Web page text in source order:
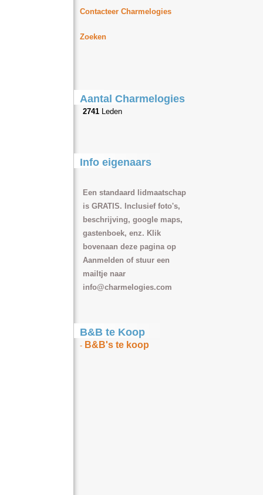
Contacteer Charmelogies
Zoeken
Aantal Charmelogies
2741 Leden
Info eigenaars
Een standaard lidmaatschap
is GRATIS. Inclusief foto's,
beschrijving, google maps,
gastenboek, enz. Klik
bovenaan deze pagina op
Aanmelden of stuur een
mailtje naar
info@charmelogies.com
B&B te Koop
- B&B's te koop